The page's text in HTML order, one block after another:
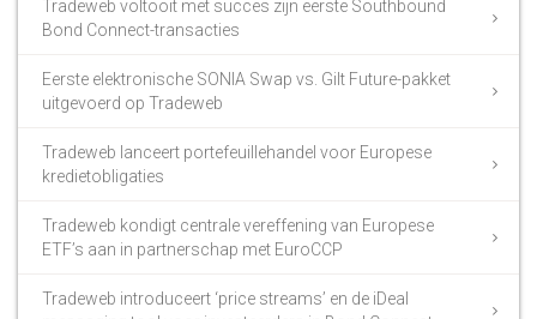
Tradeweb voltooit met succes zijn eerste Southbound
Bond Connect-transacties
Eerste elektronische SONIA Swap vs. Gilt Future-pakket
uitgevoerd op Tradeweb
Tradeweb lanceert portefeuillehandel voor Europese
kredietobligaties
Tradeweb kondigt centrale vereffening van Europese
ETF’s aan in partnerschap met EuroCCP
Tradeweb introduceert ‘price streams’ en de iDeal